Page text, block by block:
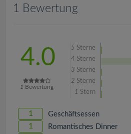
1 Bewertung
4.0
1 Bewertung
5 Sterne
4 Sterne
3 Sterne
2 Sterne
1 Stern
1 Geschäftsessen
1 Romantisches Dinner